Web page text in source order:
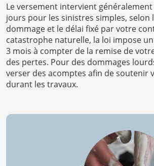
Le versement intervient généralement
jours pour les sinistres simples, selon
dommage et le délai fixé par votre
catastrophe naturelle, la loi impose
3 mois à compter de la remise de
des pertes. Pour des dommages
verser des acomptes afin de soutenir
durant les travaux.